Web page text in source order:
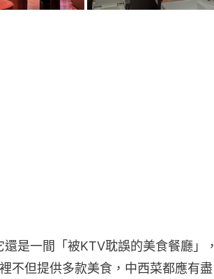
是一間「被KTV耽誤的美食餐廳」，
不但提供多款美食，中西菜都應有盡